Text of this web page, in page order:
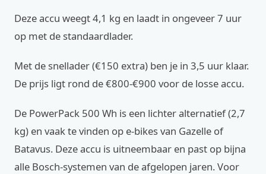
Deze accu weegt 4,1 kg en laadt in ongeveer 7 uur
op met de standaardlader.
Met de snellader (€150 extra) ben je in 3,5 uur klaar.
De prijs ligt rond de €800-€900 voor de losse accu.
De PowerPack 500 Wh is een lichter alternatief (2,7
kg) en vaak te vinden op e-bikes van Gazelle of
Batavus. Deze accu is uitneembaar en past op bijna
alle Bosch-systemen van de afgelopen jaren. Voor